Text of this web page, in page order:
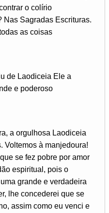
o colírio
Nas Sagradas Escrituras.
as coisas
de Laodiceia Ele a
e poderoso
a orgulhosa Laodiceia
Voltemos à manjedoura!
se fez pobre por amor
espiritual, pois o
grande e verdadeira
lhe concederei que se
assim como eu venci e